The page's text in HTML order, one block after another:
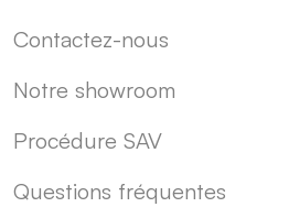
Contactez-nous
Notre showroom
Procédure SAV
Questions fréquentes